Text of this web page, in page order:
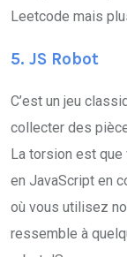
Leetcode mais
5. JS Robot
C’est un jeu
collecter des
La torsion est
en JavaScript en
où vous utilisez
ressemble à